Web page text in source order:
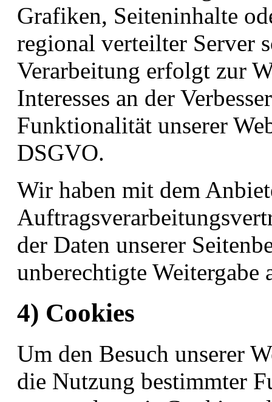
Grafiken, Seiteninhalte
regional verteilter Server
Verarbeitung erfolgt zur
Interesses an der
Funktionalität unserer
DSGVO.
Wir haben mit dem
der Daten unserer
unberechtigte Weitergabe
4) Cookies
Um den Besuch unserer
die Nutzung bestimmter